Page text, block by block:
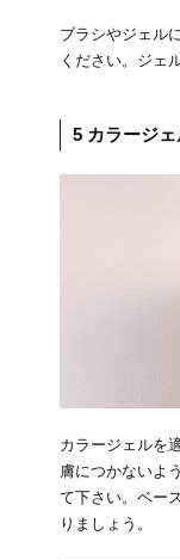
ブラシやジェル
ください。ジェ
5 カラージ
カラージェルを
膚につかないよ
て下さい。ベー
りましょう。